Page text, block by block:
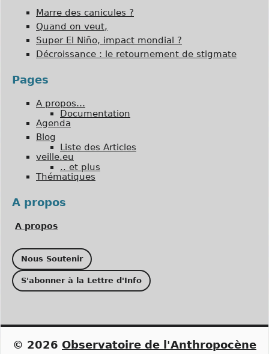
Marre des canicules ?
Quand on veut,
Super El Niño, impact mondial ?
Décroissance : le retournement de stigmate
Pages
A propos…
Documentation
Agenda
Blog
Liste des Articles
veille.eu
.. et plus
Thématiques
A propos
A propos
Nous Soutenir
S'abonner à la Lettre d'Info
© 2026 Observatoire de l'Anthropocène